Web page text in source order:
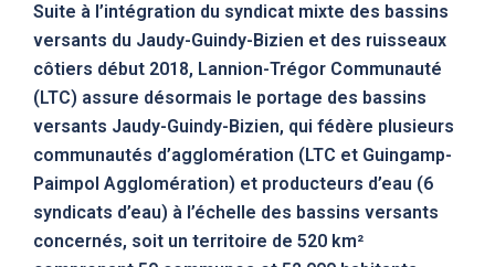
Suite à l’intégration du syndicat mixte des bassins
versants du Jaudy-Guindy-Bizien et des ruisseaux
côtiers début 2018, Lannion-Trégor Communauté
(LTC) assure désormais le portage des bassins
versants Jaudy-Guindy-Bizien, qui fédère plusieurs
communautés d’agglomération (LTC et Guingamp-
Paimpol Agglomération) et producteurs d’eau (6
syndicats d’eau) à l’échelle des bassins versants
concernés, soit un territoire de 520 km²